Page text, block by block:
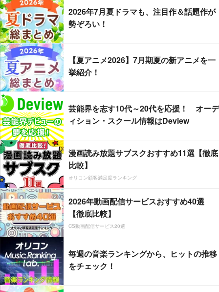
2026年7月夏ドラマも、注目作＆話題作が
勢ぞろい！
【夏アニメ2026】7月期夏の新アニメを一
挙紹介！
芸能界を志す10代～20代を応援！ オーデ
ィション・スクール情報はDeview
漫画読み放題サブスクおすすめ11選【徹底
比較】
オリコン顧客満足度ランキング
2026年動画配信サービスおすすめ40選
【徹底比較】
CS動画配信サービス20選
毎週の音楽ランキングから、ヒットの推移
をチェック！